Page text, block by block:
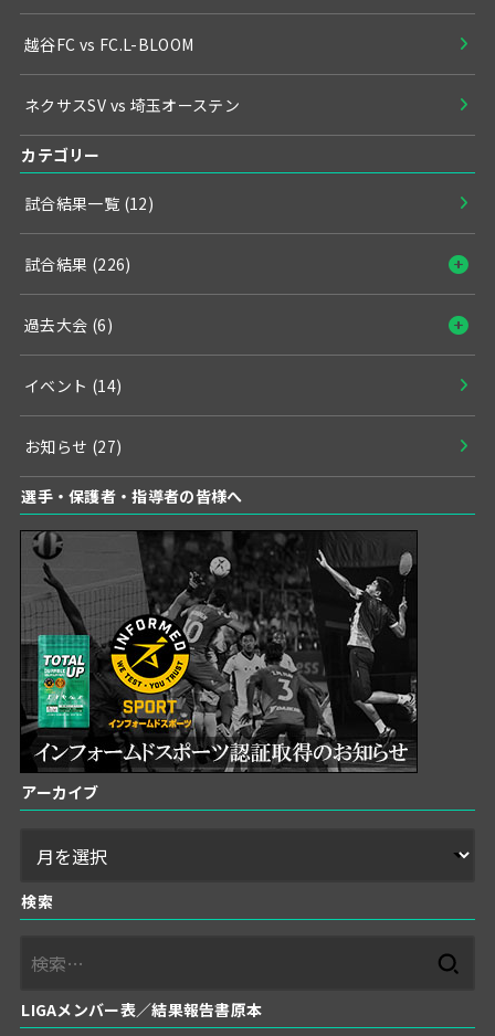
越谷FC vs FC.L-BLOOM
ネクサスSV vs 埼玉オーステン
カテゴリー
試合結果一覧 (12)
試合結果 (226)
過去大会 (6)
イベント (14)
お知らせ (27)
選手・保護者・指導者の皆様へ
アーカイブ
検索
LIGAメンバー表／結果報告書原本